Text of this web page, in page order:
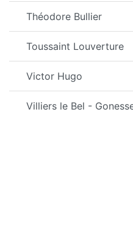
Théodore Bullier
Toussaint Louverture
Victor Hugo
Villiers le Bel -